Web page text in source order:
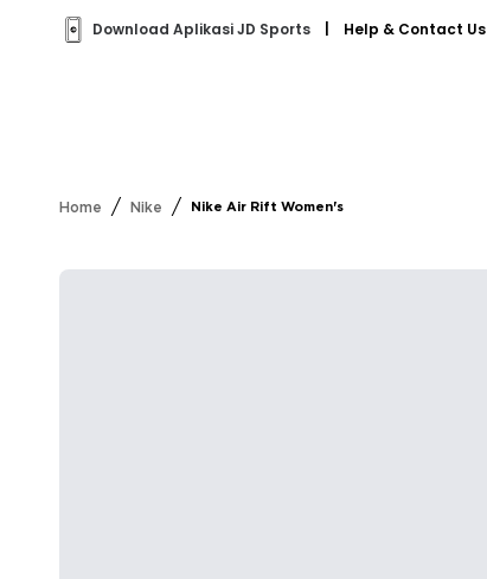
Download Aplikasi JD Sports Help & Contact Us
Home / Nike / Nike Air Rift Women's